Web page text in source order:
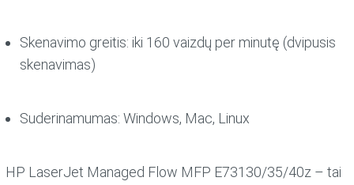
Skenavimo greitis: iki 160 vaizdų per minutę (dvipusis
skenavimas)
Suderinamumas: Windows, Mac, Linux
HP LaserJet Managed Flow MFP E73130/35/40z – tai